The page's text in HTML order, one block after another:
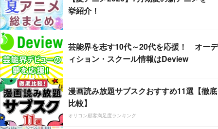
挙紹介！
芸能界を志す10代～20代を応援！ オーデ
ィション・スクール情報はDeview
漫画読み放題サブスクおすすめ11選【徹底
比較】
オリコン顧客満足度ランキング